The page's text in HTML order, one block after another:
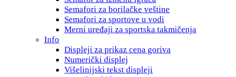
Semafori za borilačke veštine
Semafori za sportove u vodi
Мerni uređaji za sportska takmičenja
Info
Displeji za prikaz cena goriva
Numerički displej
Višelinijski tekst displeji